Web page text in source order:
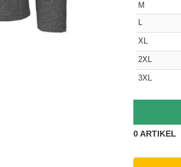
M
L
XL
2XL
3XL
0ARTIKEL